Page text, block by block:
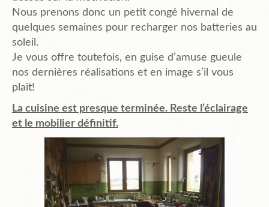
Chantiers en cours et à venir.
Chantiers Participatifs
Budget
Plans et Doc.
Nous prenons donc un petit congé hivernal de
quelques semaines pour recharger nos batteries au
soleil.
Je vous offre toutefois, en guise d’amuse gueule
nos dernières réalisations et en image s’il vous
plait!
La cuisine est presque terminée. Reste l’éclairage
et le mobilier définitif.